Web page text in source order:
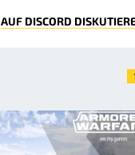
AUF DISCORD